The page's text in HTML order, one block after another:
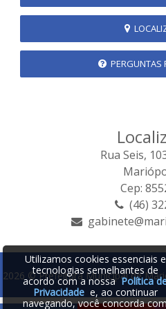
PERGUNTAS
Rua Seis,
Cep:
(46)
2026 © Prefeitura Municipal de
Utilizamos cookies essenciais e
tecnologias semelhantes de
acordo com a nossaPolítica
Privacidadee, ao continuar
navegando, você concorda